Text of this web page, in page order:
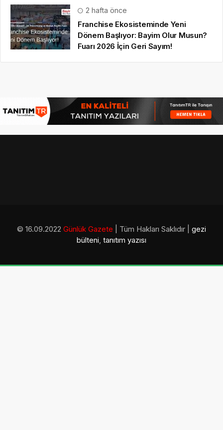
2 hafta önce
Franchise Ekosisteminde Yeni
Dönem Başlıyor: Bayim Olur Musun?
Fuarı 2026 İçin Geri Sayım!
© 16.09.2022 Günlük Gazete | Tüm Hakları Saklıdır | gezi
bülteni, tanıtım yazısı